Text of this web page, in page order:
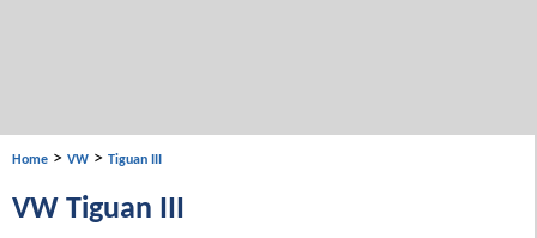
Home > VW > Tiguan III
VW Tiguan III